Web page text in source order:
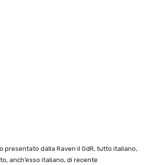
presentato dalla Raven il GdR, tutto italiano,
anch’esso italiano, di recente